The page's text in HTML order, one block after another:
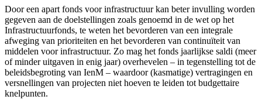
Door een apart fonds voor infrastructuur kan beter invulling worden
gegeven aan de doelstellingen zoals genoemd in de wet op het
Infrastructuurfonds, te weten het bevorderen van een integrale
afweging van prioriteiten en het bevorderen van continuïteit van
middelen voor infrastructuur. Zo mag het fonds jaarlijkse saldi (meer
of minder uitgaven in enig jaar) overhevelen – in tegenstelling tot de
beleidsbegroting van IenM – waardoor (kasmatige) vertragingen en
versnellingen van projecten niet hoeven te leiden tot budgettaire
knelpunten.